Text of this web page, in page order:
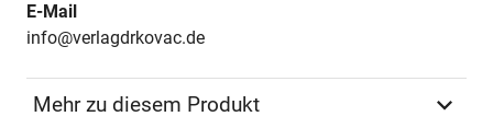
E-Mail
info@verlagdrkovac.de
Mehr zu diesem Produkt